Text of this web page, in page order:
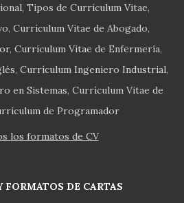
Tipos de Currículum Vitae
Currículum Vitae de Abogado
Currículum Vitae de Enfermería
Currículum Ingeniero Industrial
en Sistemas Currículum Vitae de
de Programador
los formatos de CV
FORMATOS DE CARTAS